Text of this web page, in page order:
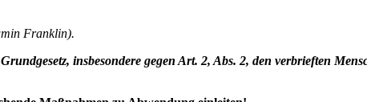
Franklin).
insbesondere gegen Art. 2, Abs. 2, den verbrieften